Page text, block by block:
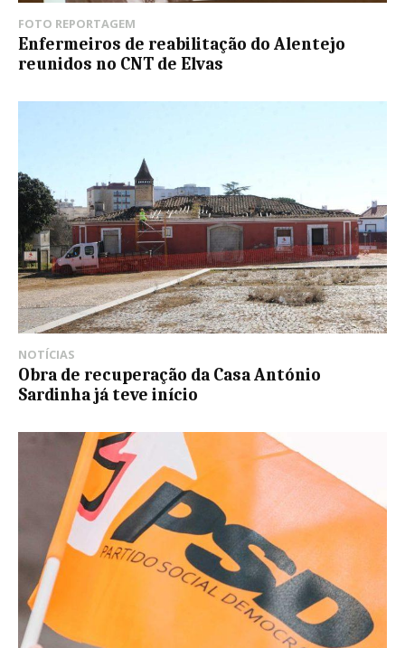
FOTO REPORTAGEM
Enfermeiros de reabilitação do Alentejo
reunidos no CNT de Elvas
NOTÍCIAS
Obra de recuperação da Casa António
Sardinha já teve início